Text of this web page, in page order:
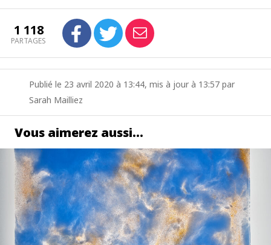
1 118
PARTAGES
Publié le 23 avril 2020 à 13:44, mis à jour à 13:57 par
Sarah Mailliez
Vous aimerez aussi…